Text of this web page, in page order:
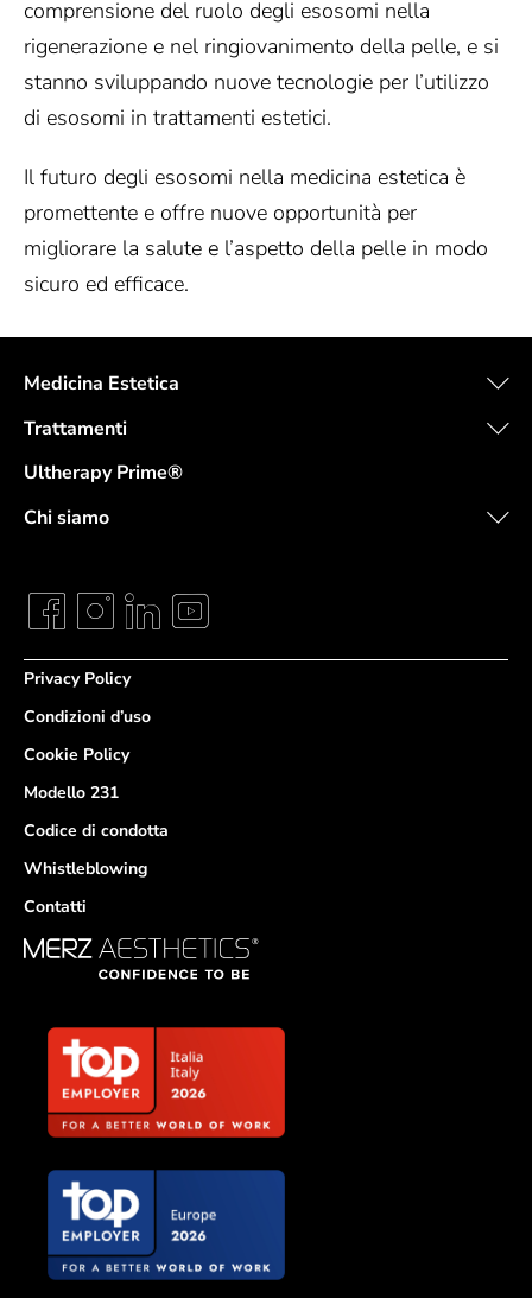
comprensione del ruolo degli esosomi nella
rigenerazione e nel ringiovanimento della pelle, e si
stanno sviluppando nuove tecnologie per l’utilizzo
di esosomi in trattamenti estetici.
Il futuro degli esosomi nella medicina estetica è
promettente e offre nuove opportunità per
migliorare la salute e l’aspetto della pelle in modo
sicuro ed efficace.
Medicina Estetica
Trattamenti
Ultherapy Prime®
Chi siamo
Privacy Policy
Condizioni d’uso
Cookie Policy
Modello 231
Codice di condotta
Whistleblowing
Contatti